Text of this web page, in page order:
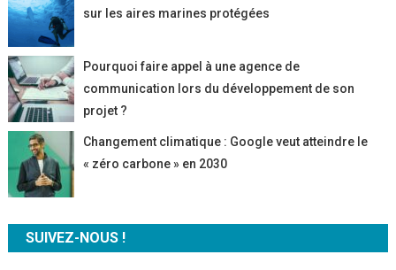
sur les aires marines protégées
Pourquoi faire appel à une agence de
communication lors du développement de son
projet ?
Changement climatique : Google veut atteindre le
« zéro carbone » en 2030
SUIVEZ-NOUS !